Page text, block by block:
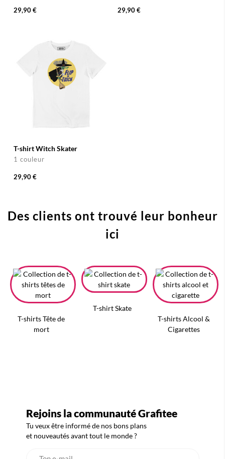
29,90 € 29,90 €
T-shirt Witch Skater
1 couleur
29,90 €
Des clients ont trouvé leur bonheur
ici
T-shirts Tête de
mort
T-shirt Skate
T-shirts Alcool &
Cigarettes
Rejoins la communauté Grafitee
Tu veux être informé de nos bons plans
et nouveautés avant tout le monde ?